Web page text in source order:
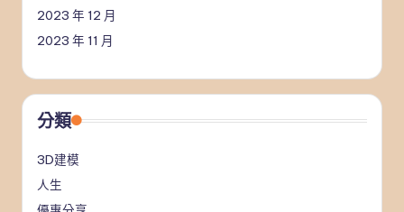
2023 年 12 月
2023 年 11 月
分類
3D建模
人生